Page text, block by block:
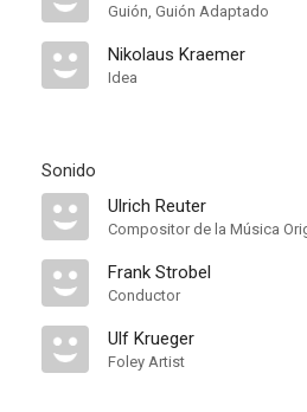
Guión, Guión Adaptado
Nikolaus Kraemer
Idea
Sonido
Ulrich Reuter
Compositor de la Música
Frank Strobel
Conductor
Ulf Krueger
Foley Artist